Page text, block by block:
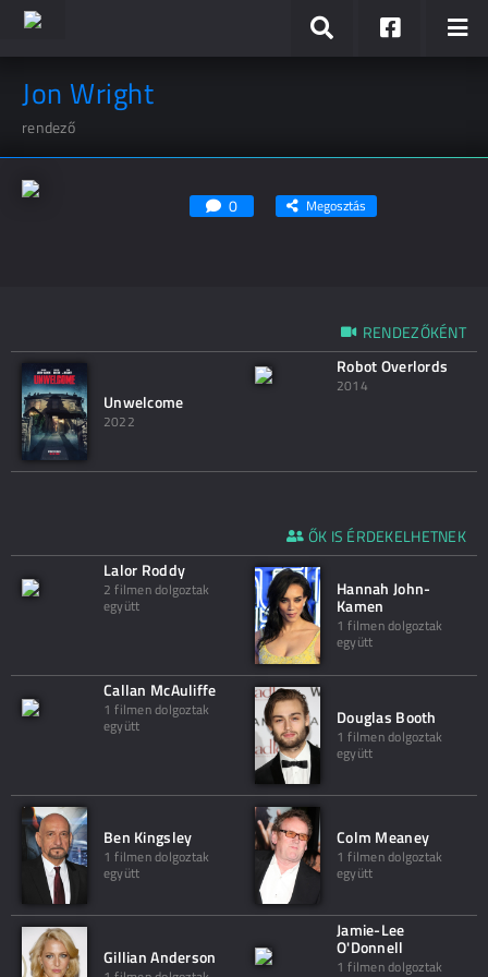
Jon Wright
rendező
0 Megosztás
RENDEZŐKÉNT
Unwelcome
2022
Robot Overlords
2014
ŐK IS ÉRDEKELHETNEK
Lalor Roddy
2 filmen dolgoztak
együtt
Hannah John-
Kamen
1 filmen dolgoztak
együtt
Callan McAuliffe
1 filmen dolgoztak
együtt Douglas Booth
1 filmen dolgoztak
együtt
Ben Kingsley
1 filmen dolgoztak
együtt
Colm Meaney
1 filmen dolgoztak
együtt
Gillian Anderson
Jamie-Lee
O'Donnell
1 filmen dolgoztak